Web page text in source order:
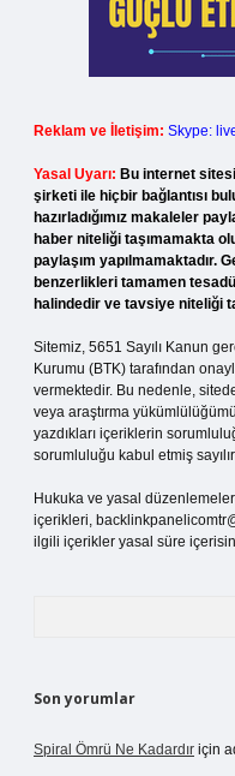
Reklam ve İletişim: Skype:
Yasal Uyarı: Bu internet
şirketi ile hiçbir bağlantısı
hazırladığımız makaleler
haber niteliği taşımamakta
paylaşım yapılmamaktadır.
benzerlikleri tamamen
halindedir ve tavsiye niteliği
Sitemiz, 5651 Sayılı Kanun
Kurumu (BTK) tarafından
vermektedir. Bu nedenle,
veya araştırma
yazdıkları içeriklerin
sorumluluğu kabul etmiş
Hukuka ve yasal
içerikleri,
ilgili içerikler yasal süre
Son yorumlar
Spiral Ömrü Ne Kadardır için